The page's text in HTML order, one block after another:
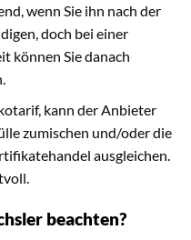
wenn Sie ihn nach der
doch bei einer
können Sie danach
kann der Anbieter
zumischen und/oder die
ausgleichen.
beachten?